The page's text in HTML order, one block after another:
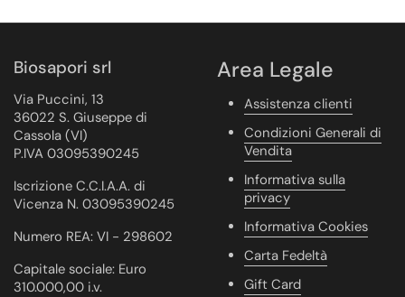
Biosapori srl
Via Puccini, 13
36022 S. Giuseppe di
Cassola (VI)
P.IVA 03095390245
Iscrizione C.C.I.A.A. di
Vicenza N. 03095390245
Numero REA: VI - 298602
Capitale sociale: Euro
310.000,00 i.v.
Area Legale
Assistenza clienti
Condizioni Generali di
Vendita
Informativa sulla
privacy
Informativa Cookies
Carta Fedeltà
Gift Card